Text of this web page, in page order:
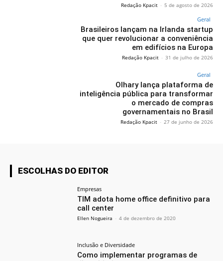
Redação Kpacit - 5 de agosto de 2026
Geral
Brasileiros lançam na Irlanda startup
que quer revolucionar a conveniência
em edifícios na Europa
Redação Kpacit - 31 de julho de 2026
Geral
Olhary lança plataforma de
inteligência pública para transformar
o mercado de compras
governamentais no Brasil
Redação Kpacit - 27 de junho de 2026
ESCOLHAS DO EDITOR
Empresas
TIM adota home office definitivo para
call center
Ellen Nogueira - 4 de dezembro de 2020
Inclusão e Diversidade
Como implementar programas de